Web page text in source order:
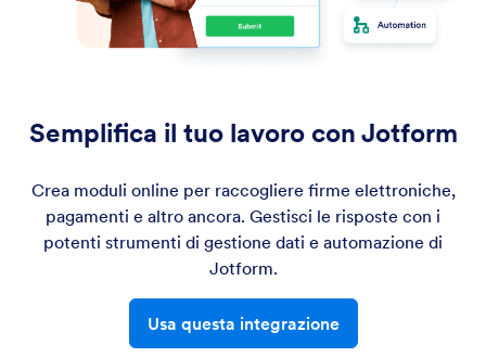
Semplifica il tuo lavoro con Jotform
Crea moduli online per raccogliere firme elettroniche,
pagamenti e altro ancora. Gestisci le risposte con i
potenti strumenti di gestione dati e automazione di
Jotform.
Usa questa integrazione